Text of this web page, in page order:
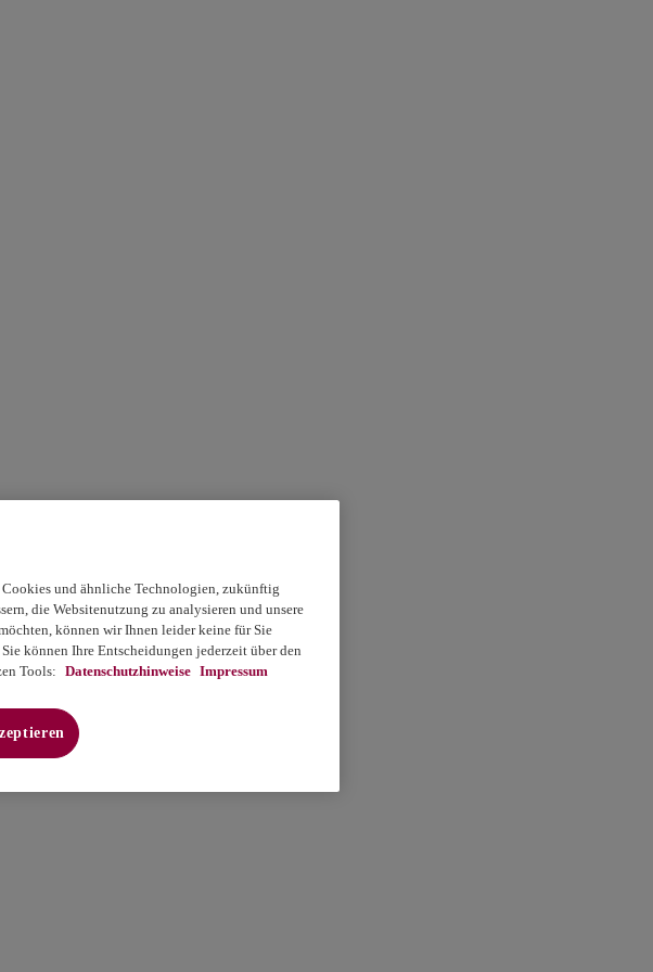
und ähnliche Technologien, zukünftig
die Websitenutzung zu analysieren und unsere
können wir Ihnen leider keine für Sie
können Ihre Entscheidungen jederzeit über den
Tools: Datenschutzhinweise Impressum